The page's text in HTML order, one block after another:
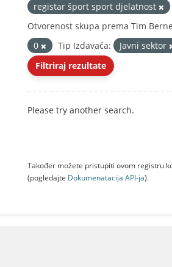
registar šport sport djelatnost
Otvorenost skupa prema Tim
0
Tip Izdavača:
Javni sektor
Filtriraj rezultate
Please try another search.
Također možete pristupiti ovom registru
(pogledajte Dokumenаtаcijа API-jа).